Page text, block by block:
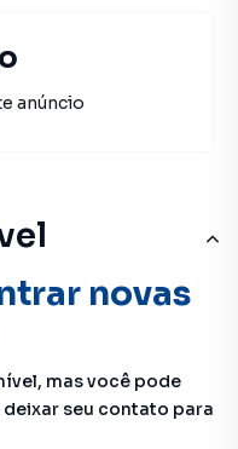
novas
mas você pode
seu contato para
anúncio